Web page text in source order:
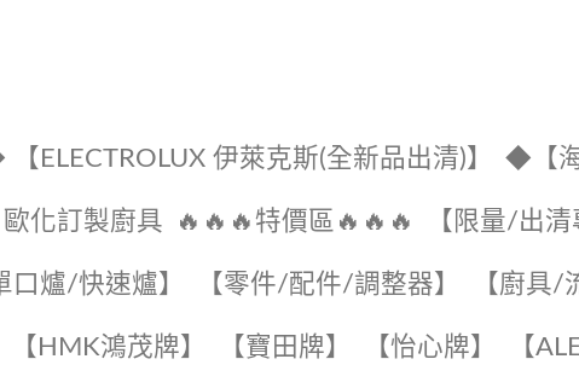
ELECTROLUX 伊萊克斯(全新品出清)】 ◆【海
化訂製廚具 🔥🔥🔥特價區🔥🔥🔥 【限量/出清
口爐/快速爐】 【零件/配件/調整器】 【廚具/
【HMK鴻茂牌】 【寶田牌】 ️【怡心牌】️ 【